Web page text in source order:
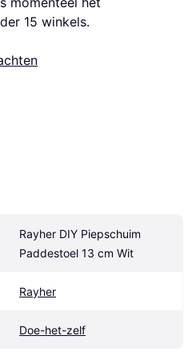
15 winkels.
Rayher DIY Piepschuim
Paddestoel 13 cm Wit
Rayher
Doe-het-zelf